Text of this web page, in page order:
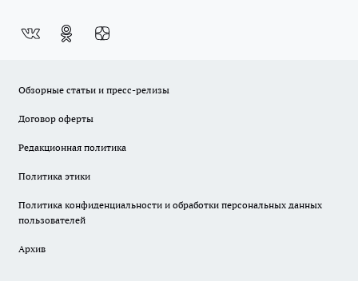
Обзорные статьи и пресс-релизы
Договор оферты
Редакционная политика
Политика этики
Политика конфиденциальности и обработки персональных данных
пользователей
Архив